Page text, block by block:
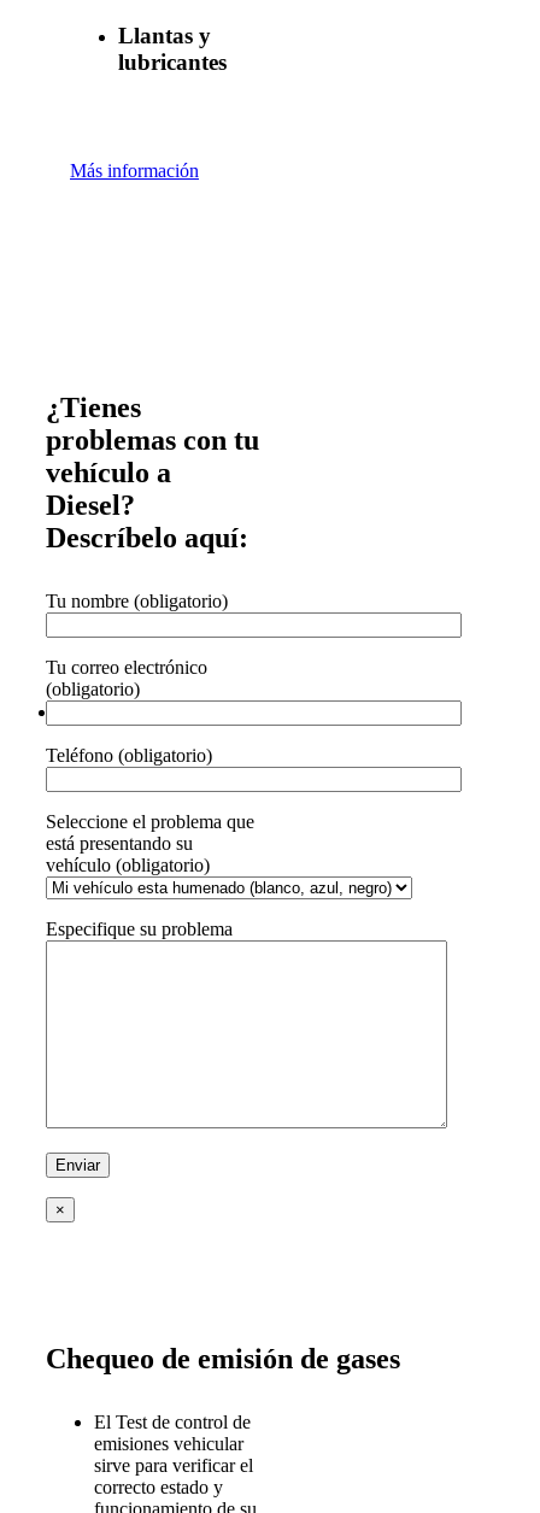
Llantas y
lubricantes
Más información
¿Tienes
problemas con tu
vehículo a
Diesel?
Descríbelo aquí:
Tu nombre (obligatorio)
Tu correo electrónico
(obligatorio)
Teléfono (obligatorio)
Seleccione el problema que
está presentando su
vehículo (obligatorio)
Especifique su problema
×
Chequeo de emisión de gases
El Test de control de
emisiones vehicular
sirve para verificar el
correcto estado y
funcionamiento de su